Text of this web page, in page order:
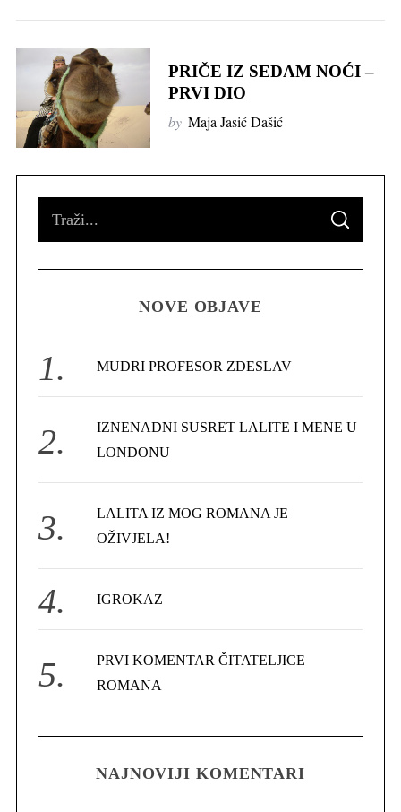
PRIČE IZ SEDAM NOĆI –
PRVI DIO
by Maja Jasić Dašić
o
S
A
C
NOVE OBJAVE
MUDRI PROFESOR ZDESLAV
IZNENADNI SUSRET LALITE I MENE U
LONDONU
LALITA IZ MOG ROMANA JE
OŽIVJELA!
IGROKAZ
PRVI KOMENTAR ČITATELJICE
ROMANA
NAJNOVIJI KOMENTARI